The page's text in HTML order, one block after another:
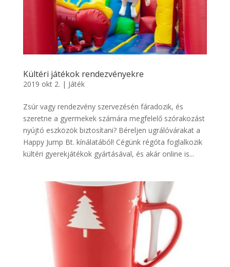
Kültéri játékok rendezvényekre
2019 okt 2. | Játék
Zsúr vagy rendezvény szervezésén fáradozik, és
szeretne a gyermekek számára megfelelő szórakozást
nyújtó eszközök biztosítani? Béreljen ugrálóvárakat a
Happy Jump Bt. kínálatából! Cégünk régóta foglalkozik
kültéri gyerekjátékok gyártásával, és akár online is...